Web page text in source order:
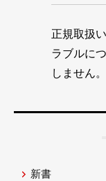
正規取扱
ラブルに
しません。
新書